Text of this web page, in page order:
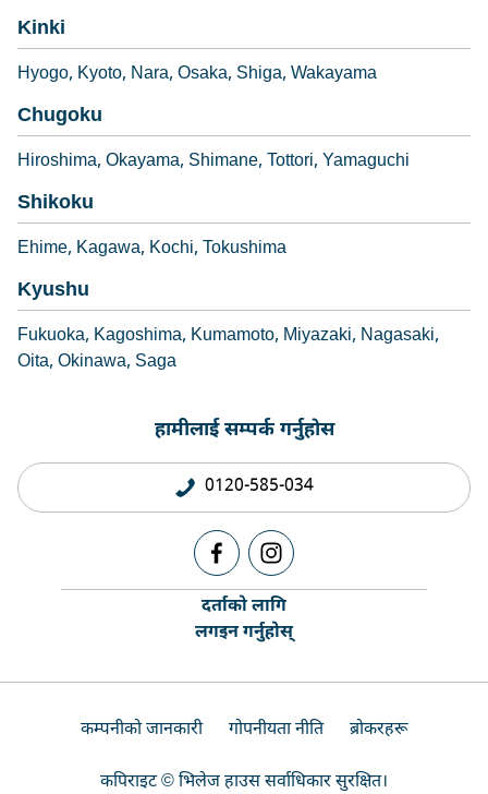
Kinki
Hyogo Kyoto Nara Osaka Shiga Wakayama
Chugoku
Hiroshima Okayama Shimane Tottori Yamaguchi
Shikoku
Ehime Kagawa Kochi Tokushima
Kyushu
Fukuoka Kagoshima Kumamoto Miyazaki Nagasaki
Oita Okinawa Saga
हामीलाई सम्पर्क गर्नुहोस
0120-585-034
दर्ताको लागि
लगइन गर्नुहोस्
कम्पनीको जानकारी गोपनीयता नीति ब्रोकरहरू
कपिराइट © भिलेज हाउस सर्वाधिकार सुरक्षित।